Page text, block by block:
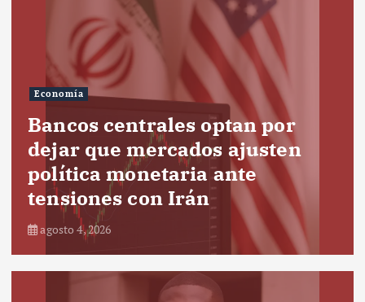
Economía
Bancos centrales optan por
dejar que mercados ajusten
política monetaria ante
tensiones con Irán
agosto 4, 2026